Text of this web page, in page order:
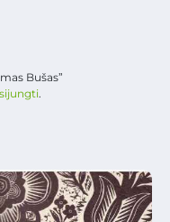
Bušas”
.